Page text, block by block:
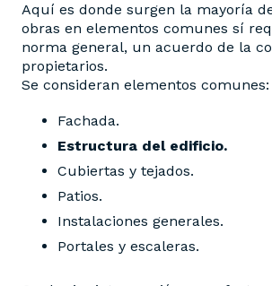
Aquí es donde surgen la mayoría
obras en elementos comunes sí
norma general, un acuerdo de la
propietarios.
Se consideran elementos comunes:
Fachada.
Estructura del edificio.
Cubiertas y tejados.
Patios.
Instalaciones generales.
Portales y escaleras.